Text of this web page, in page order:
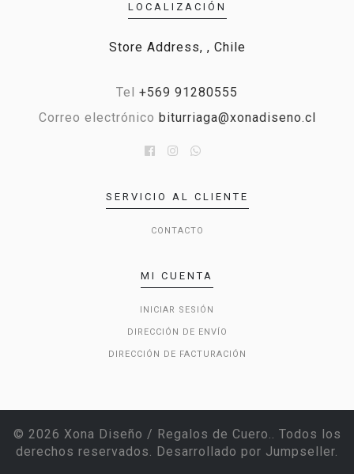
LOCALIZACIÓN
Store Address, , Chile
Tel +569 91280555
Correo electrónico biturriaga@xonadiseno.cl
SERVICIO AL CLIENTE
CONTACTO
MI CUENTA
INICIAR SESIÓN
DIRECCIÓN DE ENVÍO
DIRECCIÓN DE FACTURACIÓN
© 2026 Xona Diseño / Regalos de Cuero.. Todos los
derechos reservados. Desarrollado por Jumpseller.